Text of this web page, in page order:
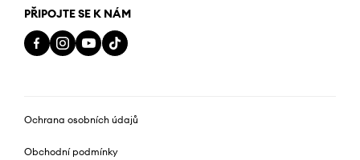
PŘIPOJTE SE K NÁM
Ochrana osobních údajů
Obchodní podmínky